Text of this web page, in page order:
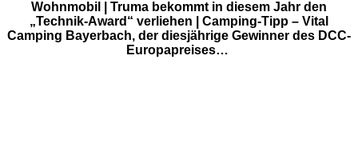
Wohnmobil | Truma bekommt in diesem Jahr den
„Technik-Award“ verliehen | Camping-Tipp – Vital
Camping Bayerbach, der diesjährige Gewinner des DCC-
Europapreises…